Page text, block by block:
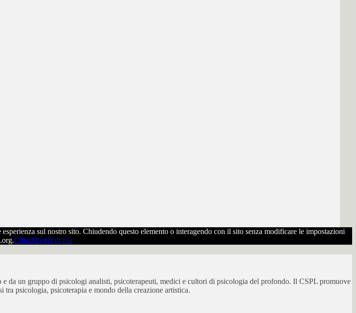
sul nostro sito. Chiudendo questo elemento o interagendo con il sito senza modificare le impostazioni
ChiudiLeggi di più
da un gruppo di psicologi analisti, psicoterapeuti, medici e cultori di psicologia del profondo. Il CSPL promuove
psicologia, psicoterapia e mondo della creazione artistica.